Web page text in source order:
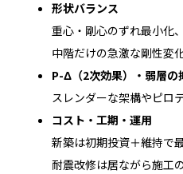
形状バランス
重心・剛心のずれ最小化
中階だけの急激な剛性変
P-Δ（2次効果）・弱層の
スレンダーな架構やピロ
コスト・工期・運用
新築は初期投資＋維持で
耐震改修は居ながら施工